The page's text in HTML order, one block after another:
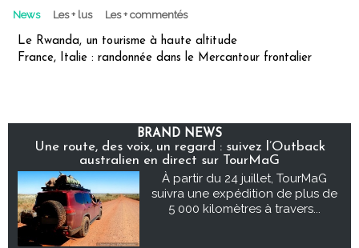
News Les + lus Les + commentés
Le Rwanda, un tourisme à haute altitude
France, Italie : randonnée dans le Mercantour frontalier
BRAND NEWS
Une route, des voix, un regard : suivez l’Outback
australien en direct sur TourMaG
À partir du 24 juillet, TourMaG
suivra une expédition de plus de
5 000 kilomètres à travers...